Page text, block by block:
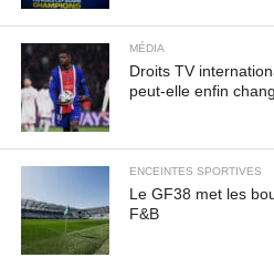
MÉDIA
Droits TV
peut-elle enfin
ENCEINTES SPORTIVES
Le GF38 met les
F&B